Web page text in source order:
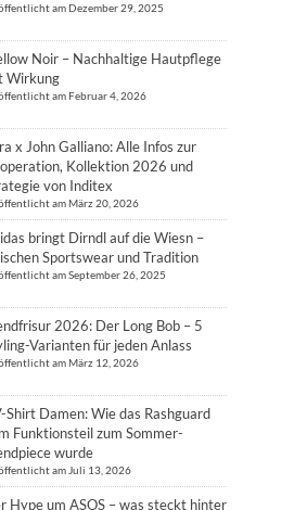
am Dezember 29, 2025
Noir – Nachhaltige Hautpflege
Wirkung
am Februar 4, 2026
x John Galliano: Alle Infos zur
Kollektion 2026 und
von Inditex
am März 20, 2026
bringt Dirndl auf die Wiesn –
Sportswear und Tradition
am September 26, 2025
2026: Der Long Bob – 5
Varianten für jeden Anlass
am März 12, 2026
Shirt Damen: Wie das Rashguard
Funktionsteil zum Sommer-
wurde
am Juli 13, 2026
Hype um ASOS – was steckt hinter